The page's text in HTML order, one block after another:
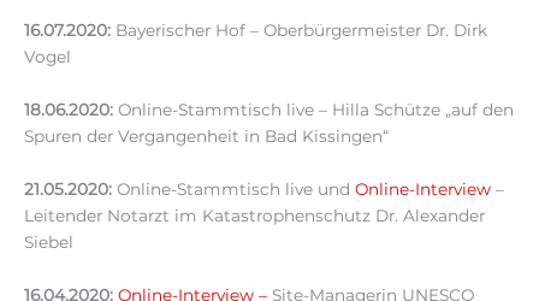
16.07.2020: Bayerischer Hof – Oberbürgermeister Dr. Dirk
Vogel
18.06.2020: Online-Stammtisch live – Hilla Schütze „auf den
Spuren der Vergangenheit in Bad Kissingen“
21.05.2020: Online-Stammtisch live und Online-Interview –
Leitender Notarzt im Katastrophenschutz Dr. Alexander
Siebel
16.04.2020: Online-Interview – Site-Managerin UNESCO